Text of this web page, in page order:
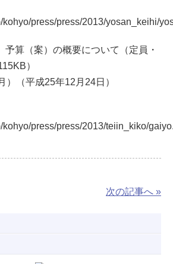
kohyo/press/press/2013/yosan_keihi/
（案）の概要について（定員・
）
（平成25年12月24日）
kohyo/press/press/2013/teiin_kiko/
次の記事へ »